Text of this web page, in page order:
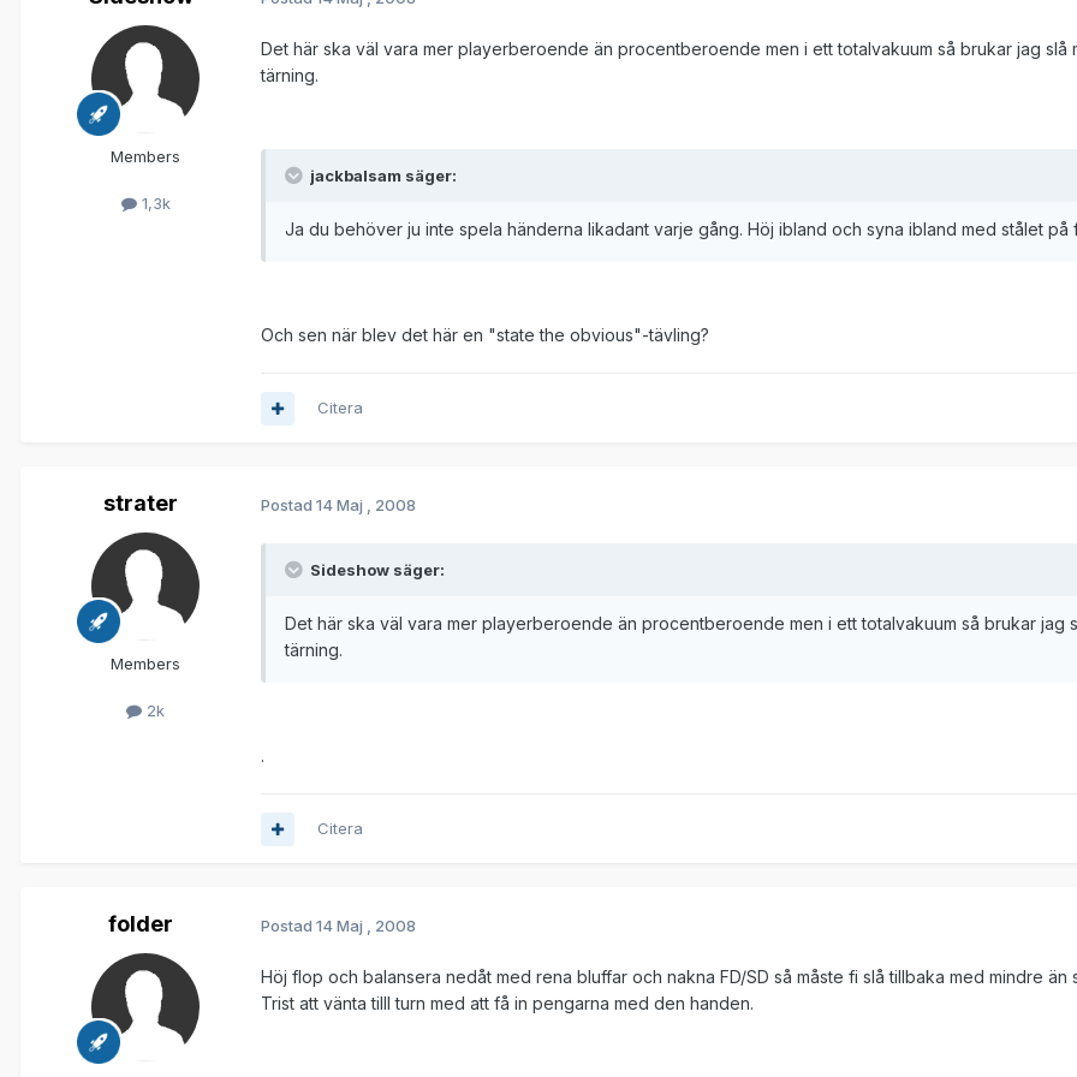
Members
1,3k
Det här ska väl vara mer playerberoende än procentberoende men i ett totalvakuum så brukar jag slå
tärning.
jackbalsam säger:
Ja du behöver ju inte spela händerna likadant varje gång. Höj ibland och syna ibland med stålet på
Och sen när blev det här en "state the obvious"-tävling?
Citera
strater
Members
2k
Postad 14 Maj , 2008
Sideshow säger:
Det här ska väl vara mer playerberoende än procentberoende men i ett totalvakuum så brukar jag
tärning.
.
Citera
folder Postad 14 Maj , 2008
Höj flop och balansera nedåt med rena bluffar och nakna FD/SD så måste fi slå tillbaka med mindre än
Trist att vänta tilll turn med att få in pengarna med den handen.